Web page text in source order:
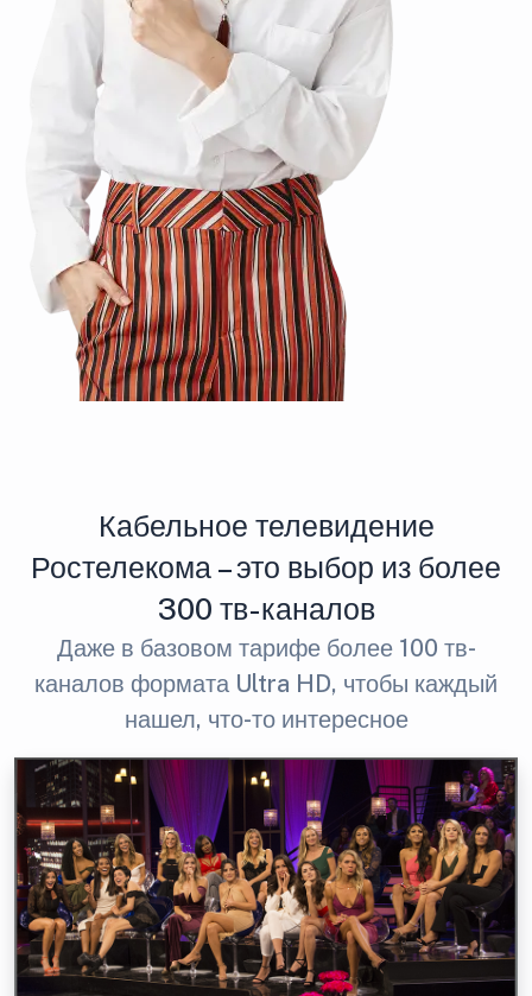
Кабельное телевидение
Ростелекома – это выбор из более
300 тв-каналов
Даже в базовом тарифе более 100 тв-
каналов формата Ultra HD, чтобы каждый
нашел, что-то интересное